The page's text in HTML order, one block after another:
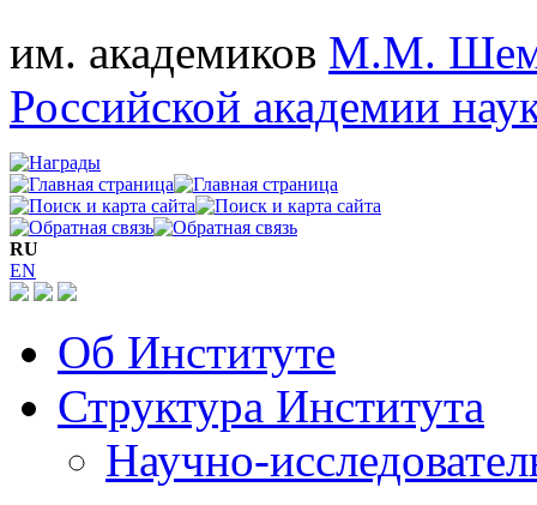
им. академиков М.М.
Российской академии
RU
EN
Об Институте
Структура Института
Научно-